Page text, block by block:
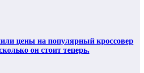
цены на популярный кроссовер
он стоит теперь.